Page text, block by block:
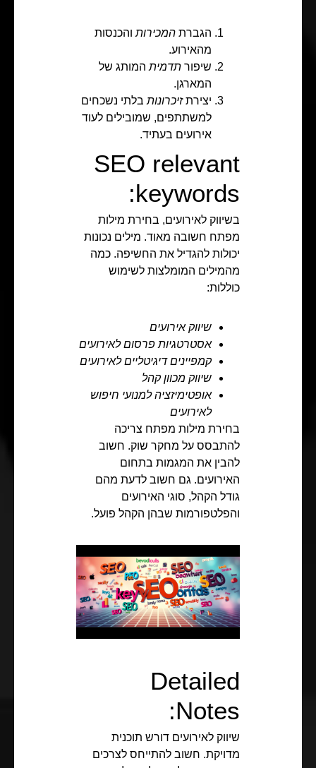
הגברת המכירותוהכנסות
מהאירוע.
שיפור תדמיתהמותג של
המארגן.
יצירתזיכרונותבלתי נשכחים
למשתתפים, שמובילים לעוד
אירועים בעתיד.
SEO relevant
keywords:
בשיווק לאירועים, בחירת מילות
מפתח חשובה מאוד. מילים נכונות
יכולות להגדיל את החשיפה. כמה
מהמילים המומלצות לשימוש
כוללות:
שיווק אירועים
אסטרטגיות פרסום לאירועים
קמפיינים דיגיטליים לאירועים
שיווק מכוון קהל
אופטימיזציה למנועי חיפוש
לאירועים
בחירת מילות מפתח צריכה
להתבסס על מחקר שוק. חשוב
להבין את המגמות בתחום
האירועים. גם חשוב לדעת מהם
גודל הקהל, סוגי האירועים
והפלטפורמות שבהן הקהל פועל.
Detailed
Notes:
שיווק לאירועים דורש תוכנית
מדויקת. חשוב להתייחס לצרכים